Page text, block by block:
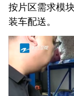
按片区需求模
装车配送。